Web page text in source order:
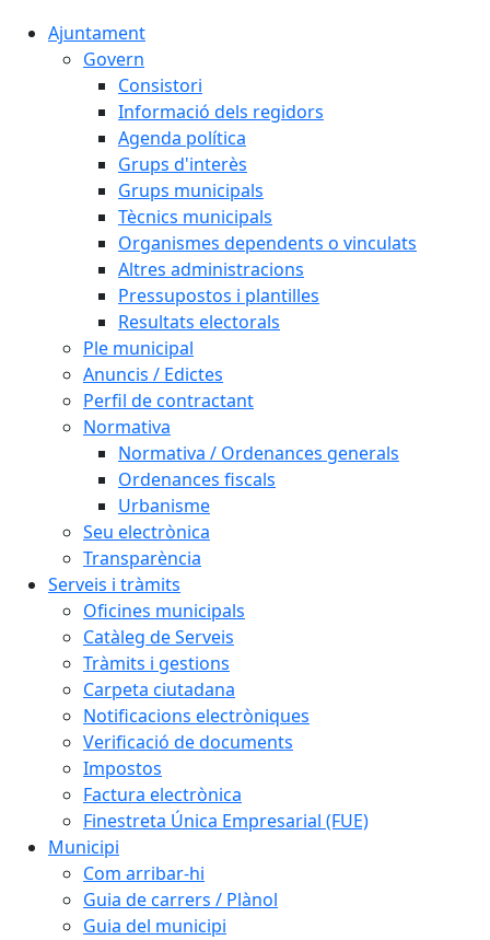
Ajuntament
Govern
Consistori
Informació dels regidors
Agenda política
Grups d'interès
Grups municipals
Tècnics municipals
Organismes dependents o vinculats
Altres administracions
Pressupostos i plantilles
Resultats electorals
Ple municipal
Anuncis / Edictes
Perfil de contractant
Normativa
Normativa / Ordenances generals
Ordenances fiscals
Urbanisme
Seu electrònica
Transparència
Serveis i tràmits
Oficines municipals
Catàleg de Serveis
Tràmits i gestions
Carpeta ciutadana
Notificacions electròniques
Verificació de documents
Impostos
Factura electrònica
Finestreta Única Empresarial (FUE)
Municipi
Com arribar-hi
Guia de carrers / Plànol
Guia del municipi